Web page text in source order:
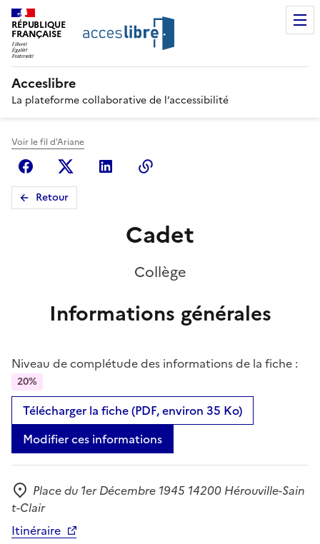
RÉPUBLIQUE
FRANÇAISE
Acceslibre
La plateforme collaborative de l’accessibilité
Voir le fil d'Ariane
FacebookX (anciennement Twitter)
Linkedin
Retour
Cadet
Collège
Informations générales
Niveau de complétude des informations de la fiche :
20%
Télécharger la fiche (PDF, environ 35 Ko)
Modifier ces informations
Adresse
Place du 1er Décembre 1945 14200 Hérouville-Sain
t-Clair
Itinéraire